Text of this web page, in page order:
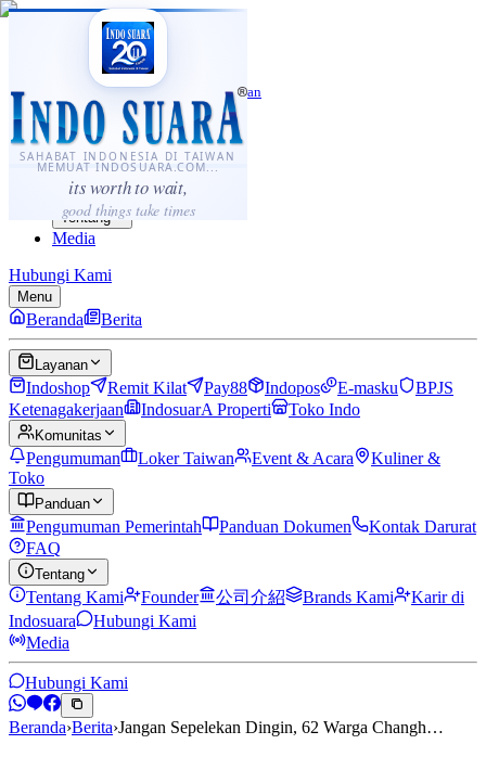
SAHABAT INDONESIA DI TAIWAN
MEMUAT INDOSUARA.COM...
its worth to wait,
good things take times
·...
⌘K
Sahabat Indonesia di Taiwan
Berita
Layanan
Komunitas
Panduan
Tentang
Media
Hubungi Kami
Menu
Beranda Berita
Layanan
Indoshop Remit Kilat Pay88 Indopos E-masku
BPJS
Ketenagakerjaan
IndosuarA Properti Toko Indo
Komunitas
Pengumuman Loker Taiwan Event & Acara
Kuliner &
Toko
Panduan
Pengumuman Pemerintah Panduan Dokumen
Kontak Darurat
FAQ
Tentang
Tentang Kami Founder 公司介紹 Brands Kami
Karir di
Indosuara
Hubungi Kami
Media
Hubungi Kami
Beranda›Berita›Jangan Sepelekan Dingin, 62 Warga Changh…